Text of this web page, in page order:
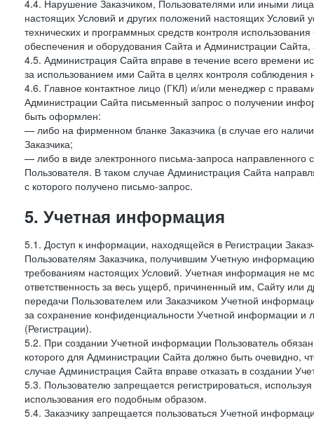
4.4. Нарушение Заказчиком, Пользователями или иными
настоящих Условий и других положений настоящих Условий
технических и программных средств контроля
обеспечения и оборудования Сайта и Администрации
4.5. Администрация Сайта вправе в течение всего времени
за использованием ими Сайта в целях контроля
4.6. Главное контактное лицо (ГКЛ) и/или менеджер с
Администрации Сайта письменный запрос о получении
быть оформлен:
— либо на фирменном бланке Заказчика (в случае его
Заказчика;
— либо в виде электронного письма-запроса направленного
Пользователя. В таком случае Администрация Сайта
с которого получено письмо-запрос.
5. Учетная информация
5.1. Доступ к информации, находящейся в Регистрации
Пользователям Заказчика, получившим Учетную
требованиям настоящих Условий. Учетная информация не
ответственность за весь ущерб, причиненный им, Сайту
передачи Пользователем или Заказчиком Учетной
за сохранение конфиденциальности Учетной информации
(Регистрации).
5.2. При создании Учетной информации Пользователь
которого для Администрации Сайта должно быть очевидно,
случае Администрация Сайта вправе отказать в создании
5.3. Пользователю запрещается регистрироваться,
использования его подобным образом.
5.4. Заказчику запрещается пользоваться Учетной